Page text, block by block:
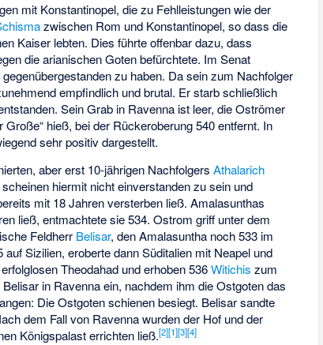
mit Konstantinopel, die zu Fehlleistungen wie der
zwischen Rom und Konstantinopel, so dass die
Kaiser lebten. Dies führte offenbar dazu, dass
die arianischen Goten befürchtete. Im Senat
zu haben. Da sein zum Nachfolger
empfindlich und brutal. Er starb schließlich
Sein Grab in Ravenna ist leer, die Oströmer
Große“ hieß, bei der Rückeroberung 540 entfernt. In
sehr positiv dargestellt.
aber erst 10-jährigen NachfolgersAthalarich
hiermit nicht einverstanden zu sein und
mit 18 Jahren versterben ließ. Amalasunthas
ließ, entmachtete sie 534. Ostrom griff unter dem
Feldherr Belisar, den Amalasuntha noch 533 im
auf Sizilien, eroberte dann Süditalien mit Neapel und
Theodahad und erhoben 536Witichis zum
in Ravenna ein, nachdem ihm die Ostgoten das
Die Ostgoten schienen besiegt. Belisar sandte
dem Fall von Ravenna wurden der Hof und der
Königspalast errichten ließ.[2][1][3][4]